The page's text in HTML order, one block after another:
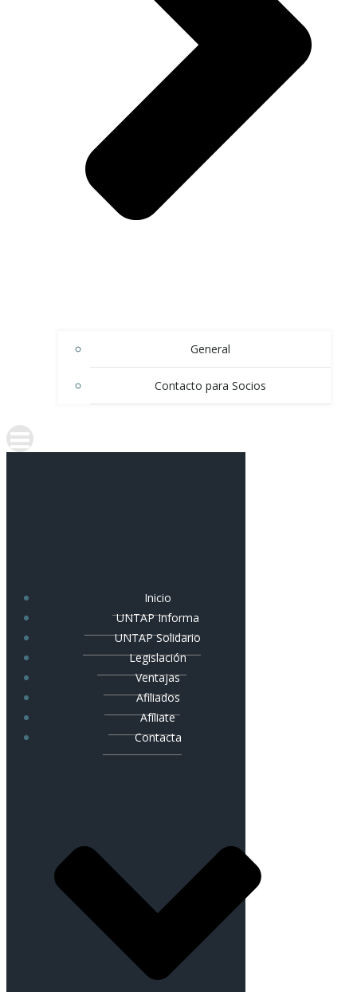
General
Contacto para Socios
Inicio
UNTAP Informa
UNTAP Solidario
Legislación
Ventajas
Afiliados
Afíliate
Contacta